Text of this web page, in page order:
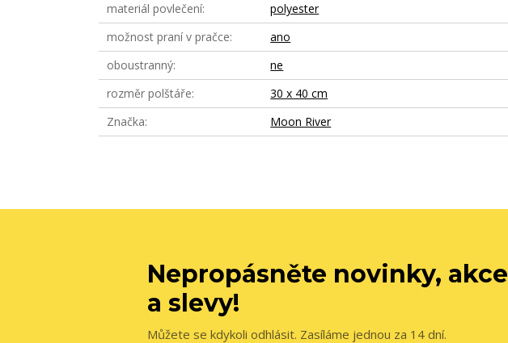
materiál povlečení
polyester
možnost praní v pračce
ano
oboustranný
ne
rozměr polštáře
30 x 40 cm
Značka
Moon River
Nepropásněte novinky, akce
a slevy!
Můžete se kdykoli odhlásit. Zasíláme jednou za 14 dní.